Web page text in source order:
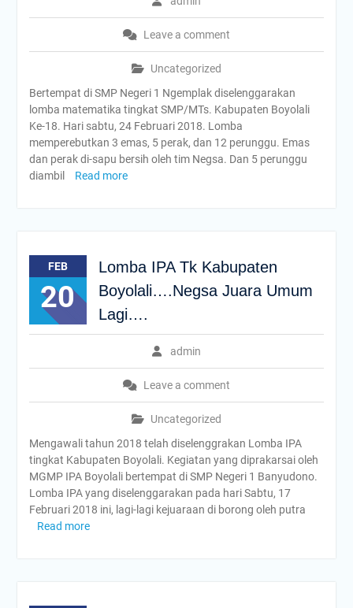
Leave a comment
Uncategorized
Bertempat di SMP Negeri 1 Ngemplak diselenggarakan
lomba matematika tingkat SMP/MTs. Kabupaten Boyolali
Ke-18. Hari sabtu, 24 Februari 2018. Lomba
memperebutkan 3 emas, 5 perak, dan 12 perunggu. Emas
dan perak di-sapu bersih oleh tim Negsa. Dan 5 perunggu
diambil
Read more
FEB
20
Lomba IPA Tk Kabupaten
Boyolali….Negsa Juara Umum
Lagi….
admin
Leave a comment
Uncategorized
Mengawali tahun 2018 telah diselenggrakan Lomba IPA
tingkat Kabupaten Boyolali. Kegiatan yang diprakarsai oleh
MGMP IPA Boyolali bertempat di SMP Negeri 1 Banyudono.
Lomba IPA yang diselenggarakan pada hari Sabtu, 17
Februari 2018 ini, lagi-lagi kejuaraan di borong oleh putra
Read more